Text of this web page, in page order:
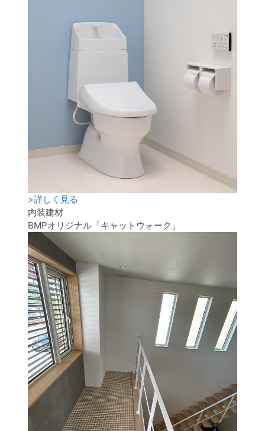
>詳しく見る
内装建材
BMPオリジナル「キャットウォーク」